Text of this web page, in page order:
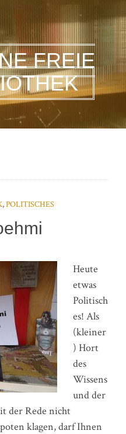
FREIE
,POLITISCHES
Heute
etwas
Politisch
es! Als
(kleiner
) Hort
des
Wissens
und der
der Rede nicht
klagen, darf Ihnen